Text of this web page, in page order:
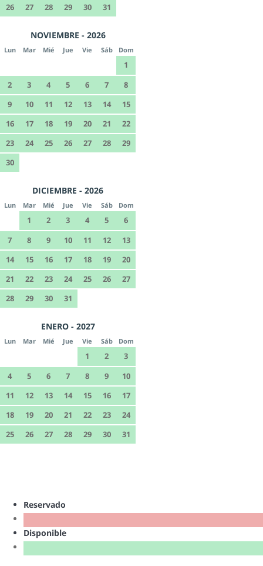
26 27 28 29 30 31
NOVIEMBRE - 2026
Lun Mar Mié Jue Vie Sáb Dom
1
2
3 4 5 6 7
8
9
10 11 12 13 14
15
16
17 18 19 20 21
22
23
24 25 26 27 28
29
30
DICIEMBRE - 2026
Lun Mar Mié Jue Vie Sáb Dom
1 2 3 4 5
6
7
8 9 10 11 12
13
14
15 16 17 18 19
20
21
22 23 24 25 26
27
28
29 30 31
ENERO - 2027
Lun Mar Mié Jue Vie Sáb Dom
1 2
3
4
5 6 7 8 9
10
11
12 13 14 15 16
17
18
19 20 21 22 23
24
25
26 27 28 29 30 31
Reservado
Disponible